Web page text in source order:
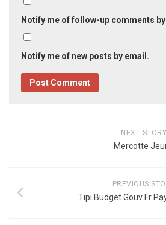
Notify me of follow-up comments
Notify me of new posts by email.
NEXT STORY
Mercotte
PREVIOUS
Tipi Budget Gouv Fr